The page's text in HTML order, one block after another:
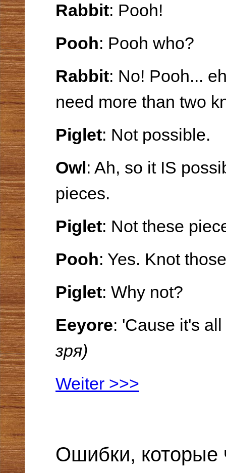
Rabbit: Pooh!
Pooh: Pooh who?
Rabbit: No! Pooh...
need more than two
Piglet: Not possible.
Owl: Ah, so it IS
pieces.
Piglet: Not these
Pooh: Yes. Knot
Piglet: Why not?
Eeyore: 'Cause it's all
зря)
Weiter >>>
Ошибки, которые